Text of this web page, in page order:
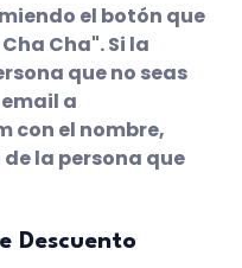
el botón que
Cha". Si la
que no seas
a
con el nombre,
la persona que
Descuento